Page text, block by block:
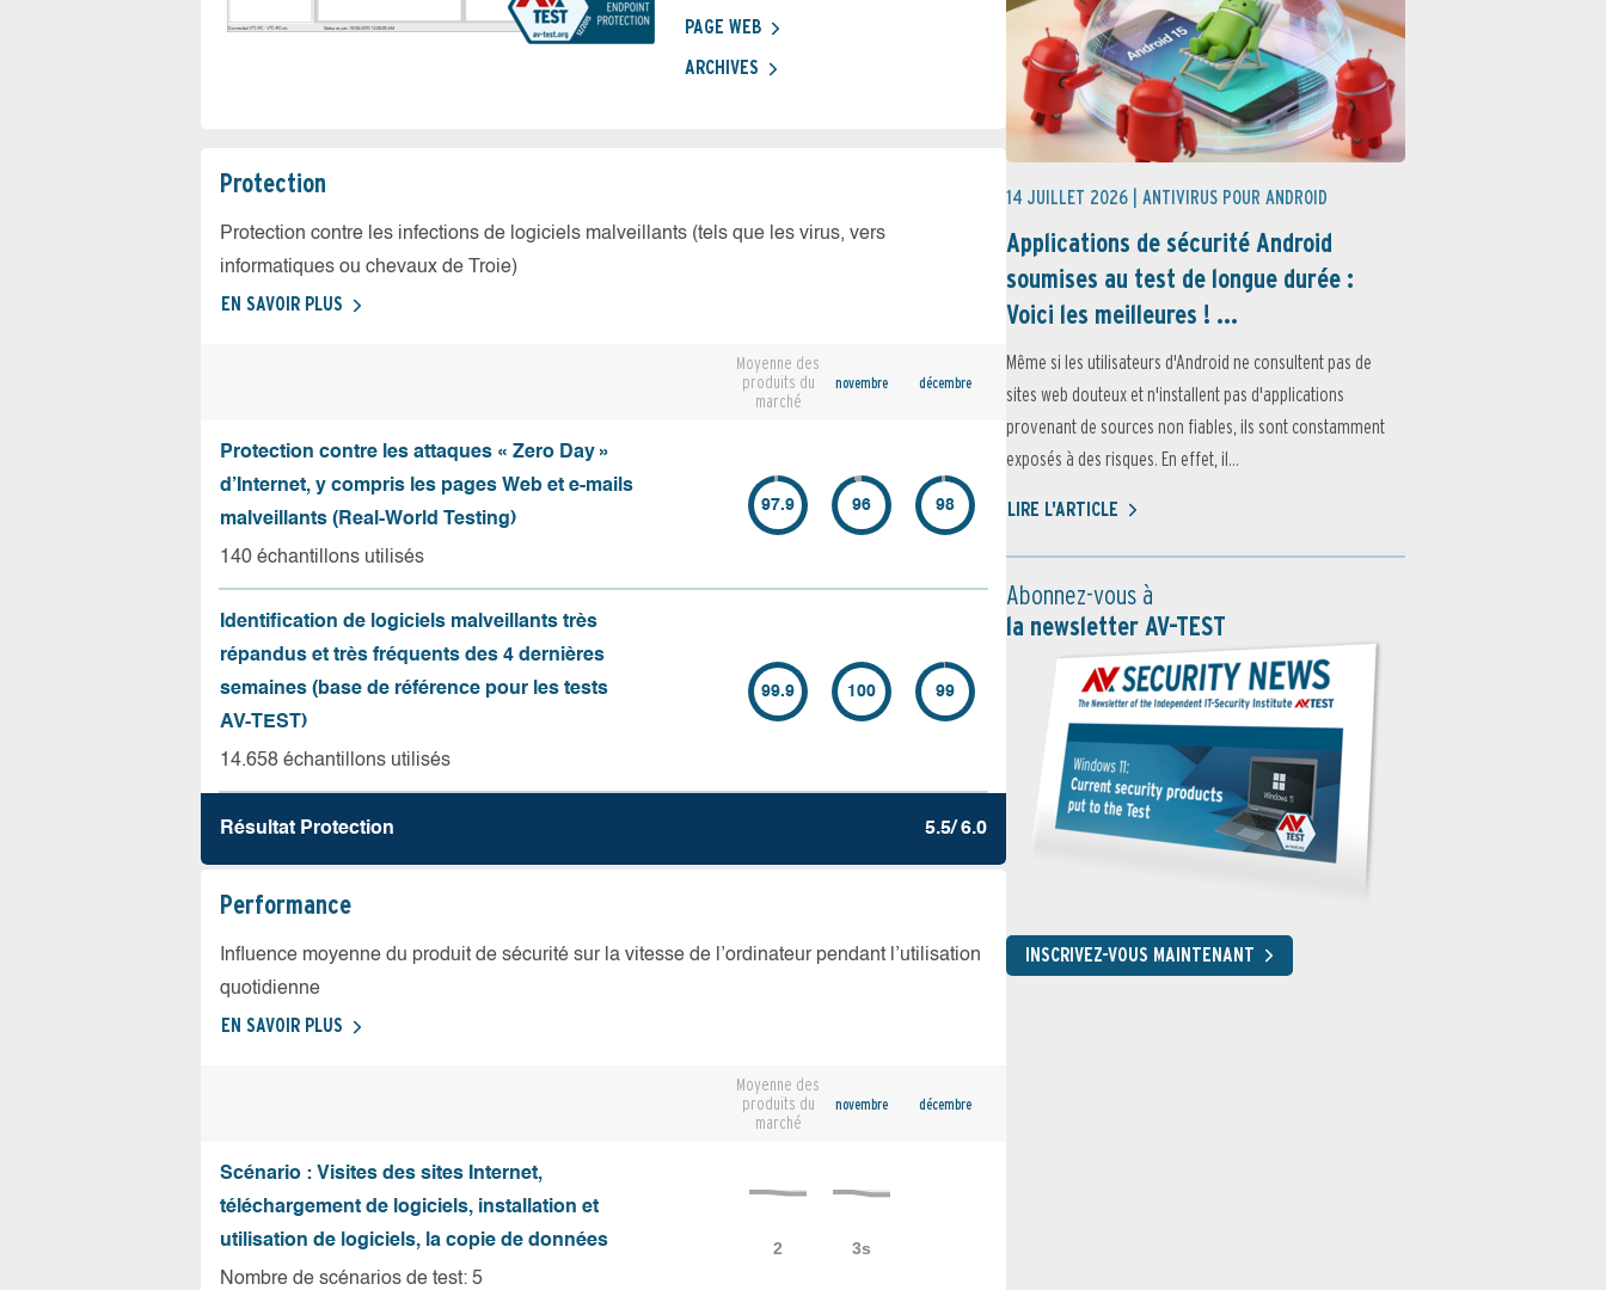
PAGE WEB
ARCHIVES
Protection
Protection contre les infections de logiciels malveillants (tels que les virus, vers
informatiques ou chevaux de Troie)
EN SAVOIR PLUS
Moyenne des
produits du
marché
novembre décembre
Protection contre les attaques « Zero Day »
d’Internet, y compris les pages Web et e-mails
malveillants (Real-World Testing)
140 échantillons utilisés
97.9 96 98
Identification de logiciels malveillants très
répandus et très fréquents des 4 dernières
semaines (base de référence pour les tests
AV-TEST)
14.658 échantillons utilisés
99.9 100 99
Résultat Protection 5.5/ 6.0
Performance
Influence moyenne du produit de sécurité sur la vitesse de l’ordinateur pendant l’utilisation
quotidienne
EN SAVOIR PLUS
Moyenne des
produits du
marché
novembre décembre
Scénario : Visites des sites Internet,
téléchargement de logiciels, installation et
utilisation de logiciels, la copie de données
Nombre de scénarios de test: 5
14 JUILLET 2026 | ANTIVIRUS POUR ANDROID
Applications de sécurité Android
soumises au test de longue durée :
Voici les meilleures ! ...
Même si les utilisateurs d'Android ne consultent pas de
sites web douteux et n'installent pas d'applications
provenant de sources non fiables, ils sont constamment
exposés à des risques. En effet, il...
LIRE L'ARTICLE
Abonnez-vous à
la newsletter AV-TEST
INSCRIVEZ-VOUS MAINTENANT